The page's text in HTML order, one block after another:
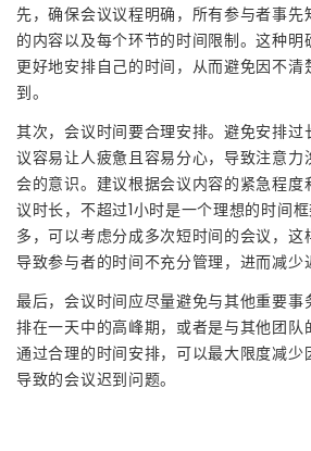
先，确保会议议程明确，所有参与者事先
的内容以及每个环节的时间限制。这种明
更好地安排自己的时间，从而避免因不清
到。
其次，会议时间要合理安排。避免安排过
议容易让人疲惫且容易分心，导致注意力
会的意识。建议根据会议内容的紧急程度
议时长，不超过1小时是一个理想的时间
多，可以考虑分成多次短时间的会议，
导致参与者的时间不充分管理，进而减少
最后，会议时间应尽量避免与其他重要事
排在一天中的高峰期，或者是与其他团队
通过合理的时间安排，可以最大限度减少
导致的会议迟到问题。